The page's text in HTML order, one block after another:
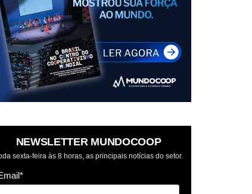
NEWSLETTER MUNDOCOOP
sexta-feira às 8 horas, as principais notícias do setor.